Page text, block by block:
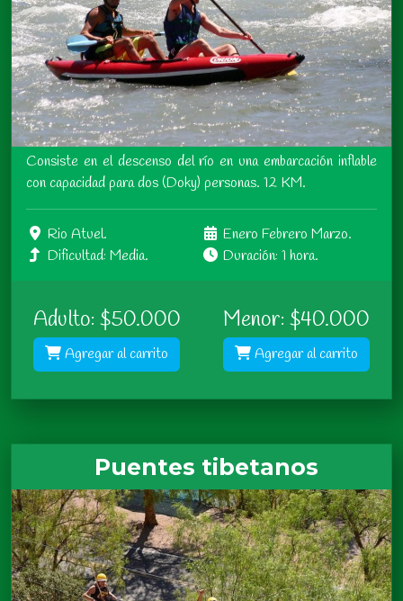
Consiste en el descenso del río en una embarcación inflable
con capacidad para dos (Doky) personas. 12 KM.
Rio Atuel.
Enero Febrero Marzo.
Dificultad: Media.
Duración: 1 hora.
Adulto: $50.000
Agregar al carrito
Menor: $40.000
Agregar al carrito
Puentes tibetanos